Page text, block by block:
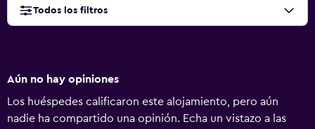
Todos los filtros
Aún no hay opiniones
Los huéspedes calificaron este alojamiento, pero aún
nadie ha compartido una opinión. Echa un vistazo a las